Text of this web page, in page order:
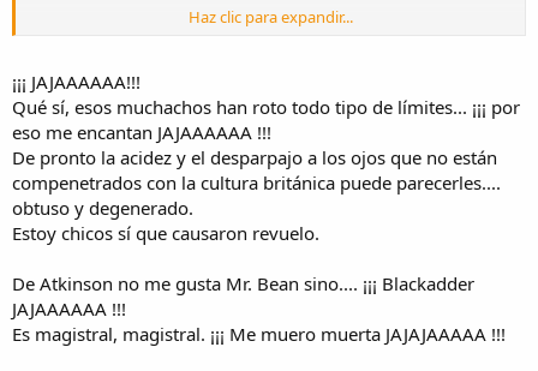
Definitivamente el humor Británico es muy "especial" y en cierta
entender algunas de las bromas... De la serie lo que mas se rescata
es la narración de Thomas Stewart (Tom Baker)
el famoso"Doctor Who", una de las voces mas características y
agradables del Reino Unido:
Haz clic para expandir...
¡¡¡ JAJAAAAAA!!!
Qué sí, esos muchachos han roto todo tipo de límites... ¡¡¡ por
eso me encantan JAJAAAAAA !!!
De pronto la acidez y el desparpajo a los ojos que no están
compenetrados con la cultura británica puede parecerles....
obtuso y degenerado.
Estoy chicos sí que causaron revuelo.
De Atkinson no me gusta Mr. Bean sino.... ¡¡¡ Blackadder
JAJAAAAAA !!!
Es magistral, magistral. ¡¡¡ Me muero muerta JAJAJAAAAA !!!